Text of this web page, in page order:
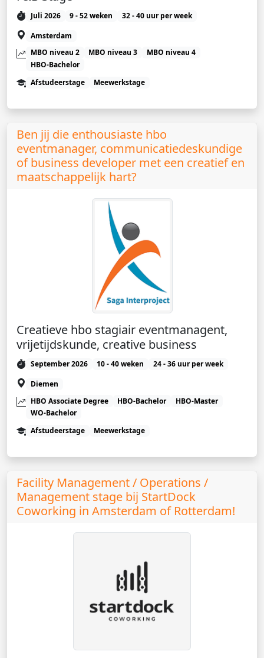
Juli 2026 9 - 52 weken
32 - 40 uur per week
Amsterdam
MBO niveau 2
MBO niveau 3
MBO niveau 4
HBO-Bachelor
Afstudeerstage
Meewerkstage
Ben jij die enthousiaste hbo
eventmanager, communicatiedeskundige
of business developer met een creatief en
maatschappelijk hart?
Creatieve hbo stagiair eventmanagent,
vrijetijdskunde, creative business
September 2026 10 - 40 weken
24 - 36 uur per week
Diemen
HBO Associate Degree
HBO-Bachelor
HBO-Master
WO-Bachelor
Afstudeerstage
Meewerkstage
Facility Management / Operations /
Management stage bij StartDock
Coworking in Amsterdam of Rotterdam!